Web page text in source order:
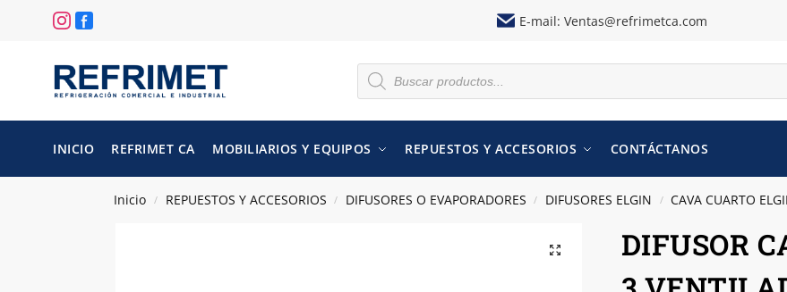
E-mail: Ventas@refrimetca.com
INICIO REFRIMET CA MOBILIARIOS Y EQUIPOS REPUESTOS Y ACCESORIOS CONTÁCTANOS
Inicio / REPUESTOS Y ACCESORIOS / DIFUSORES O EVAPORADORES / DIFUSORES ELGIN / CAVA CUARTO
DIFUSOR